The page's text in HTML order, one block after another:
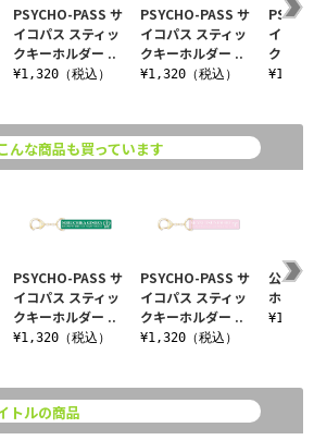
PSYCHO-PASS サ
イコパス スティッ
クキーホルダー ..
¥1,320（税込）
PSYCHO-PASS サ
イコパス スティッ
クキーホルダー ..
¥1,320（税込）
イコパ
クキー
¥1,320
んな商品も買っています
PSYCHO-PASS サ
イコパス スティッ
クキーホルダー ..
¥1,320（税込）
PSYCHO-PASS サ
イコパス スティッ
クキーホルダー ..
¥1,320（税込）
公安局
ホルダ
¥1,650
トルの商品